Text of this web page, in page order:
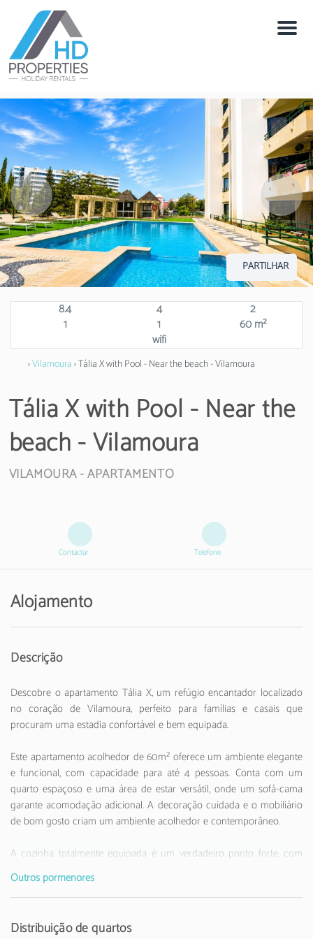
Menú
PARTILHAR
8.4 4
2
1
1
60 m²
wifi
›Vilamoura› Tália X with Pool - Near the beach - Vilamoura
Tália X with Pool - Near the
beach - Vilamoura
VILAMOURA -APARTAMENTO
Contactar Telefone
Alojamento
Descrição
Descobre o apartamento Tália X, um refúgio encantador localizado
no coração de Vilamoura, perfeito para famílias e casais que
procuram uma estadia confortável e bem equipada.
Este apartamento acolhedor de 60m² oferece um ambiente elegante
e funcional, com capacidade para até 4 pessoas. Conta com um
quarto espaçoso e uma área de estar versátil, onde um sofá-cama
garante acomodação adicional. A decoração cuidada e o mobiliário
de bom gosto criam um ambiente acolhedor e contemporâneo.
A cozinha totalmente equipada é um verdadeiro ponto forte, com
eletrodomésticos modernos como máquina de lavar, frigorífico,
máquina de lavar louça, micro-ondas, máquina de café e todos os
utensílios necessários para preparar refeições deliciosas. A
televisões.
Outros pormenores
Distribuição de quartos